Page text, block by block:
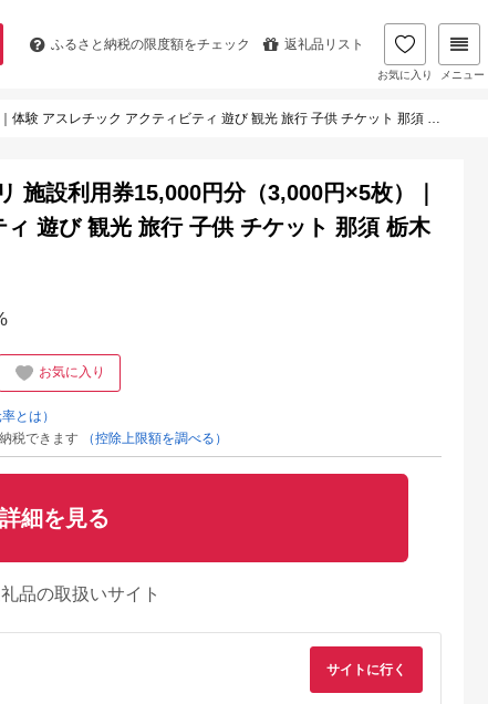
ふるさと納税の限度額をチェック 返礼品リスト
お気に入り メニュー
ック アクティビティ 遊び 観光 旅行 子供 チケット 那須 栃木県 那須町〔E-54〕
施設利用券15,000円分（3,000円×5枚）｜
遊び 観光 旅行 子供 チケット 那須 栃木
お気に入り
率とは）
税できます
（控除上限額を調べる）
詳細を見る
品の取扱いサイト
サイトに行く